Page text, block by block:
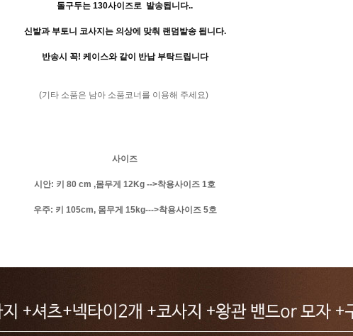
돌구두는 130사이즈로 발송됩니다..
신발과 부토니 코사지는 의상에 맞춰 랜덤발송 됩니다.
반송시 꼭! 케이스와 같이 반납 부탁드립니다
(기타 소품은 남아 소품코너를 이용해 주세요)
사이즈
시안: 키 80 cm ,몸무게 12Kg -->착용사이즈 1호
우주: 키 105cm, 몸무게 15kg--->착용사이즈 5호